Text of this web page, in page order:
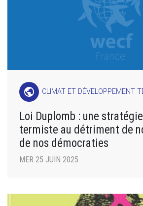
public CLIMAT ET DÉVELOPPEMENT
Loi Duplomb : une
termiste au détriment de
de nos démocraties
MER 25 JUIN 2025